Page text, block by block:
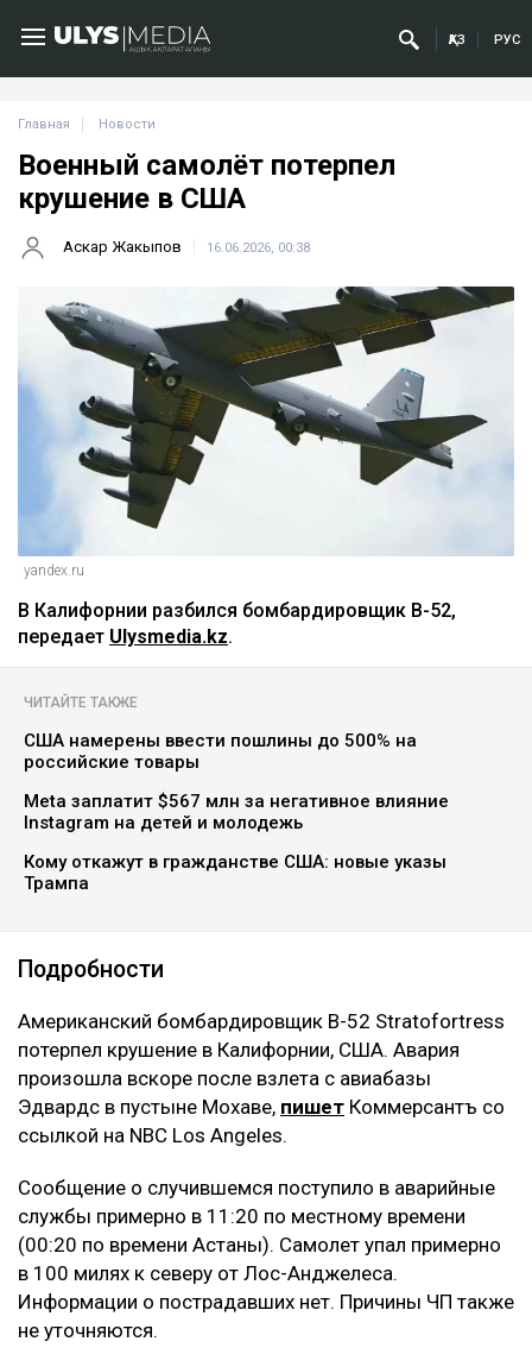
ҚАЗ РУС
Главная Новости
Военный самолёт потерпел
крушение в США
Аскар Жакыпов 16.06.2026, 00:38
yandex.ru
В Калифорнии разбился бомбардировщик B-52,
передает Ulysmedia.kz.
ЧИТАЙТЕ ТАКЖЕ
США намерены ввести пошлины до 500% на
российские товары
Meta заплатит $567 млн за негативное влияние
Instagram на детей и молодежь
Кому откажут в гражданстве США: новые указы
Трампа
Подробности
Американский бомбардировщик B-52 Stratofortress
потерпел крушение в Калифорнии, США. Авария
произошла вскоре после взлета с авиабазы
Эдвардс в пустыне Мохаве, пишет Коммерсантъ со
ссылкой на NBC Los Angeles.
Сообщение о случившемся поступило в аварийные
службы примерно в 11:20 по местному времени
(00:20 по времени Астаны). Самолет упал примерно
в 100 милях к северу от Лос-Анджелеса.
Информации о пострадавших нет. Причины ЧП также
не уточняются.